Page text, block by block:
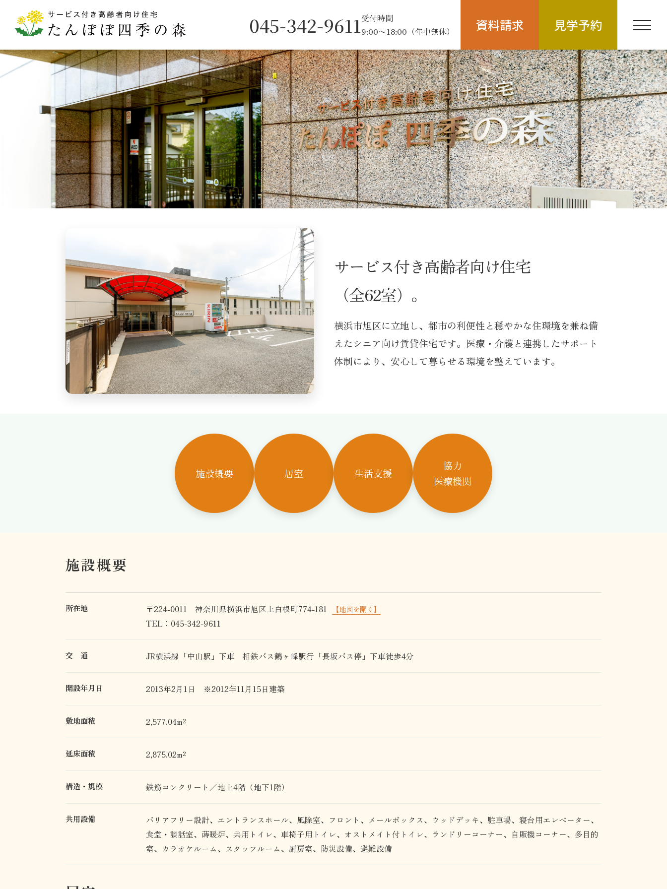
045-342-9611 受付時間
9:00〜18:00（年中無休）
資料請求 見学予約
施設概要 サービス付き高齢者向け住宅
（全62室）。
横浜市旭区に立地し、都市の利便性と穏やかな住環境を兼ね備
えたシニア向け賃貸住宅です。医療・介護と連携したサポート
体制により、安心して暮らせる環境を整えています。
施設概要 居室 生活支援
協力
医療機関
施設概要
所在地 〒224-0011 神奈川県横浜市旭区上白根町774-181 【地図を開く】
TEL：045-342-9611
交 通 JR横浜線「中山駅」下車 相鉄バス鶴ヶ峰駅行「長坂バス停」下車徒歩4分
開設年月日 2013年2月1日 ※2012年11月15日建築
敷地面積 2,577.04m²
延床面積 2,875.02m²
構造・規模 鉄筋コンクリート／地上4階（地下1階）
共用設備
バリアフリー設計、エントランスホール、風除室、フロント、メールボックス、ウッドデッキ、駐車場、寝台用エレベーター、
食堂・談話室、蒔暖炉、共用トイレ、車椅子用トイレ、オストメイト付トイレ、ランドリーコーナー、自販機コーナー、多目的
室、カラオケルーム、スタッフルーム、厨房室、防災設備、避難設備